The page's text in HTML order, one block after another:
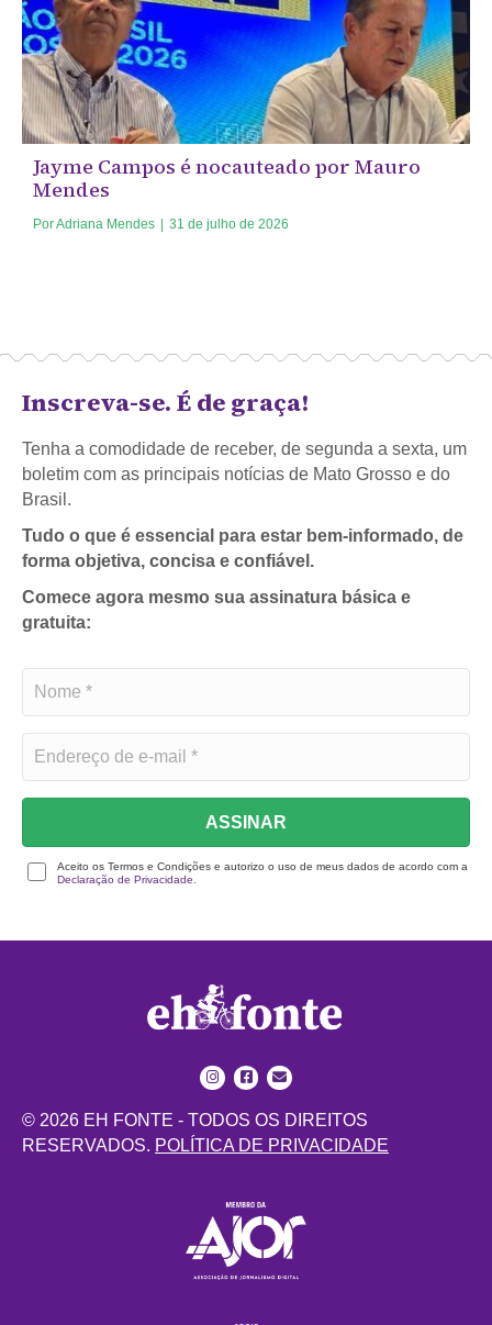
Jayme Campos é nocauteado por Mauro
Mendes
PorAdriana Mendes 31 de julho de 2026
Inscreva-se. É de graça!
Tenha a comodidade de receber, de segunda a sexta, um
boletim com as principais notícias de Mato Grosso e do
Brasil.
Tudo o que é essencial para estar bem-informado, de
forma objetiva, concisa e confiável.
Comece agora mesmo sua assinatura básica e
gratuita:
ASSINAR
Aceito os Termos e Condições e autorizo o uso de meus dados de acordo com a
Declaração de Privacidade.
© 2026 EH FONTE - TODOS OS DIREITOS
RESERVADOS. POLÍTICA DE PRIVACIDADE